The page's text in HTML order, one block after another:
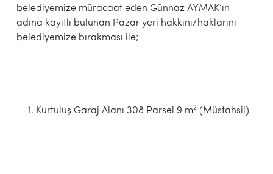
belediyemize müracaat eden Günnaz AYMAK’ın
adına kayıtlı bulunan Pazar yeri hakkını/haklarını
belediyemize bırakması ile;
Kurtuluş Garaj Alanı 308 Parsel 9 m2(Müstahsil)